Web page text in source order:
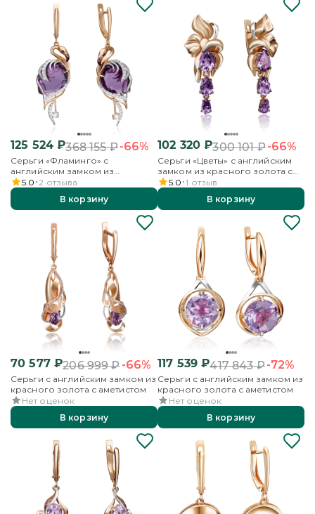
125 524 ₽368 155₽-66%
Серьги «Фламинго» с
английским замком из
красного золота с аметистом,
бесцветными топазами и
эмалью
5.0 2 отзыва
В корзину
102 320 ₽300 101₽-66%
Серьги «Цветы» с английским
замком из красного золота с
аметистами
5.0 1 отзыв
В корзину
70 577₽206 999₽-66%
Серьги с английским замком из
красного золота с аметистом
Нет оценок
В корзину
117 539 ₽417 843₽-72%
Серьги с английским замком из
красного золота с аметистом
Нет оценок
В корзину